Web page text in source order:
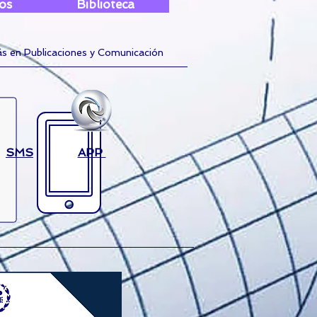
Biblioteca
en Publicaciones y Comunicación
SMS APP